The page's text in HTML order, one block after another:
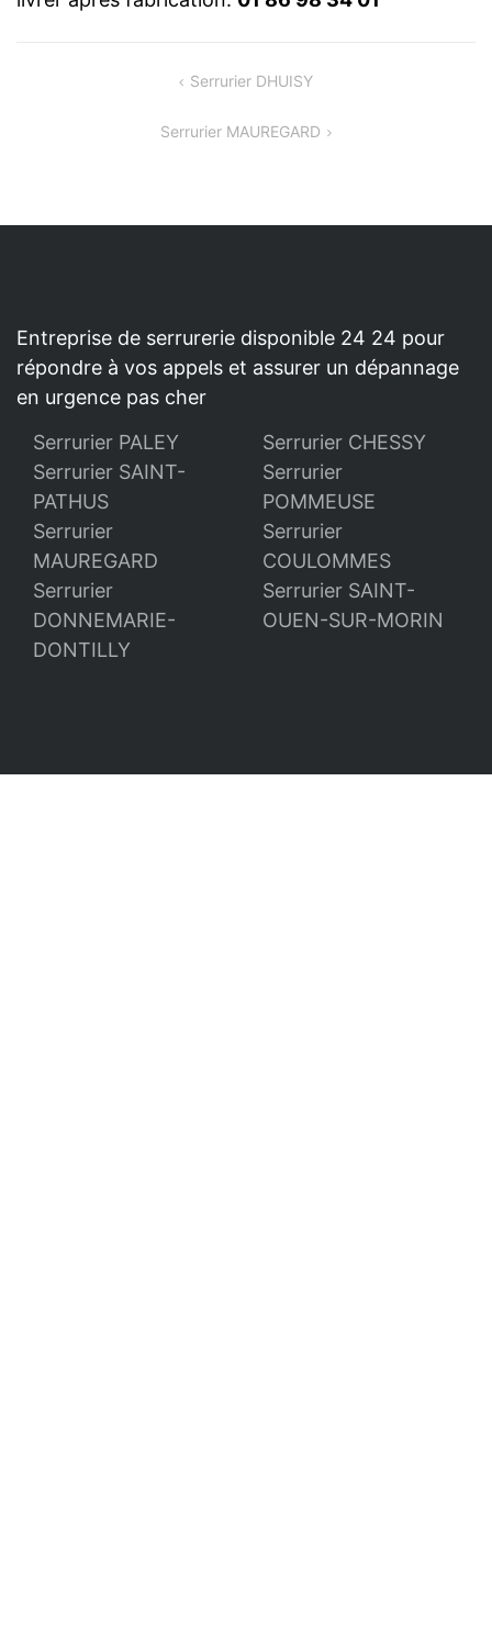
Serrurier DHUISY
Serrurier MAUREGARD
Entreprise de serrurerie disponible 24 24 pour
répondre à vos appels et assurer un dépannage
en urgence pas cher
Serrurier PALEY
Serrurier CHESSY
Serrurier SAINT-
PATHUS
Serrurier
POMMEUSE
Serrurier
MAUREGARD
Serrurier
COULOMMES
Serrurier
DONNEMARIE-
DONTILLY
Serrurier SAINT-
OUEN-SUR-MORIN